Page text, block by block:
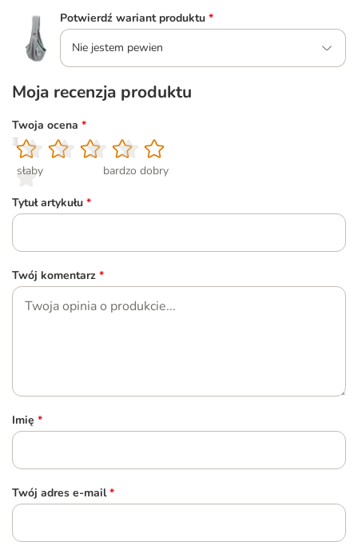
Potwierdź wariant produktu *
Nie jestem pewien
Moja recenzja produktu
Twoja ocena *
1
słaby
2
3
4
5
bardzo dobry
Tytuł artykułu *
Twój komentarz *
Imię *
Twój adres e-mail *